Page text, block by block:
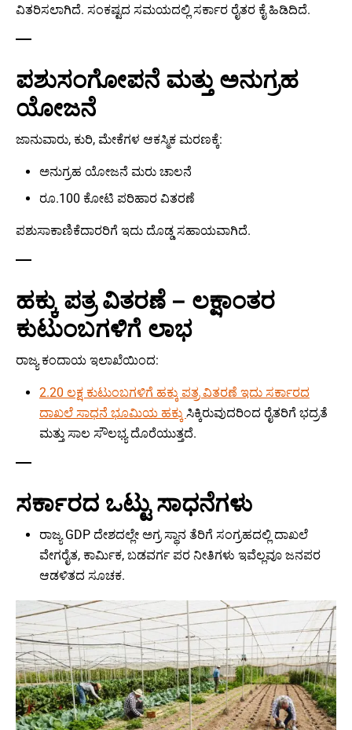
ವಿತರಿಸಲಾಗಿದೆ. ಸಂಕಷ್ಟದ ಸಮಯದಲ್ಲಿ ಸರ್ಕಾರ ರೈತರ ಕೈ ಹಿಡಿದಿದೆ.
ಪಶುಸಂಗೋಪನೆ ಮತ್ತು ಅನುಗ್ರಹ
ಯೋಜನೆ
ಜಾನುವಾರು, ಕುರಿ, ಮೇಕೆಗಳ ಆಕಸ್ಮಿಕ ಮರಣಕ್ಕೆ:
ಅನುಗ್ರಹ ಯೋಜನೆ ಮರು ಚಾಲನೆ
ರೂ.100 ಕೋಟಿ ಪರಿಹಾರ ವಿತರಣೆ
ಪಶುಸಾಕಾಣಿಕೆದಾರರಿಗೆ ಇದು ದೊಡ್ಡ ಸಹಾಯವಾಗಿದೆ.
ಹಕ್ಕು ಪತ್ರ ವಿತರಣೆ – ಲಕ್ಷಾಂತರ
ಕುಟುಂಬಗಳಿಗೆ ಲಾಭ
ರಾಜ್ಯ ಕಂದಾಯ ಇಲಾಖೆಯಿಂದ:
2.20 ಲಕ್ಷ ಕುಟುಂಬಗಳಿಗೆ ಹಕ್ಕು ಪತ್ರ ವಿತರಣೆ ಇದು ಸರ್ಕಾರದ
ದಾಖಲೆ ಸಾಧನೆ ಭೂಮಿಯ ಹಕ್ಕು ಸಿಕ್ಕಿರುವುದರಿಂದ ರೈತರಿಗೆ ಭದ್ರತೆ
ಮತ್ತು ಸಾಲ ಸೌಲಭ್ಯ ದೊರೆಯುತ್ತದೆ.
ಸರ್ಕಾರದ ಒಟ್ಟು ಸಾಧನೆಗಳು
ರಾಜ್ಯ GDP ದೇಶದಲ್ಲೇ ಅಗ್ರ ಸ್ಥಾನ ತೆರಿಗೆ ಸಂಗ್ರಹದಲ್ಲಿ ದಾಖಲೆ
ವೇಗರೈತ, ಕಾರ್ಮಿಕ, ಬಡವರ್ಗ ಪರ ನೀತಿಗಳು ಇವೆಲ್ಲವೂ ಜನಪರ
ಆಡಳಿತದ ಸೂಚಕ.